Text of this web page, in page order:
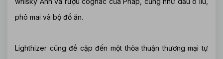
phô mai và bộ đồ ăn.
Lighthizer cũng đề cập đến một thỏa thuận thương mại tự